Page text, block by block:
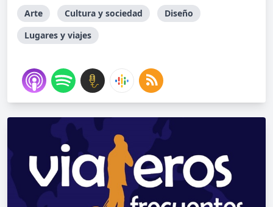
Arte Cultura y sociedad
Diseño
Lugares y viajes